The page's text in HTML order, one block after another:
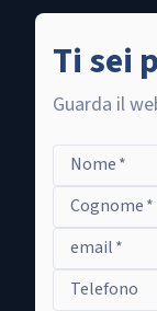
Ti sei
Guarda il
Nome*
Cognome*
email*
Telefono